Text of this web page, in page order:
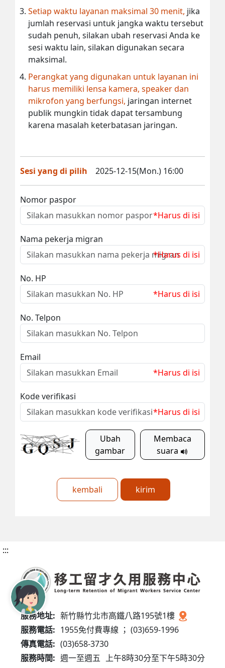
Setiap waktu layanan maksimal 30 menit, jika
jumlah reservasi untuk jangka waktu tersebut
sudah penuh, silakan ubah reservasi Anda ke
sesi waktu lain, silakan digunakan secara
maksimal.
Perangkat yang digunakan untuk layanan ini
harus memiliki lensa kamera, speaker dan
mikrofon yang berfungsi, jaringan internet
publik mungkin tidak dapat tersambung
karena masalah keterbatasan jaringan.
Sesi yang di pilih 2025-12-15(Mon.) 16:00
Nomor paspor
*Harus di isi
Nama pekerja migran
*Harus di isi
No. HP
*Harus di isi
No. Telpon
Email
*Harus di isi
Kode verifikasi
*Harus di isi
Ubah
gambar
Membaca
suara
kembali kirim
:::
服務地址: 新竹縣竹北市高鐵八路195號1樓
服務電話: 1955免付費專線 ； (03)659-1996
傳真電話: (03)658-3730
服務時間: 週一至週五 上午8時30分至下午5時30分